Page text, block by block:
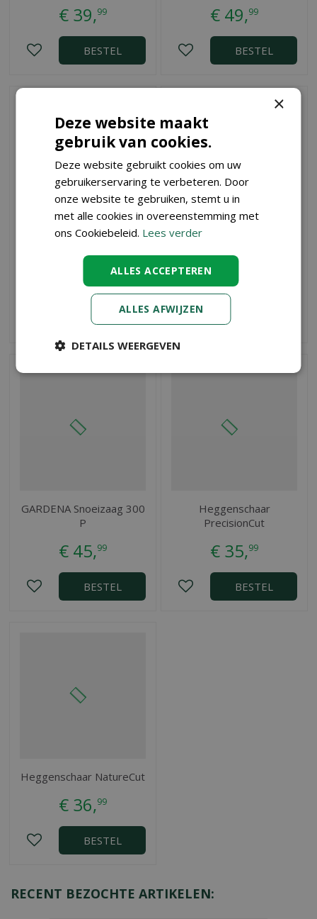
€ 39,99
BESTEL
€ 49,99
BESTEL
Heggenschaar EasyCut
46,
BESTEL
Takkenschaar EasyCut
500B
€38
GARDENA Snoeizaag 300
P
€ 45,99
BESTEL
Heggenschaar
PrecisionCut
€ 35,99
BESTEL
Heggenschaar NatureCut
€ 36,99
BESTEL
RECENT BEZOCHTE ARTIKELEN:
×
Deze website maakt
gebruik van cookies.
Deze website gebruikt cookies om uw
gebruikerservaring te verbeteren. Door
onze website te gebruiken, stemt u in
met alle cookies in overeenstemming met
ons Cookiebeleid. Lees verder
ALLES ACCEPTEREN
ALLES AFWIJZEN
DETAILS WEERGEVEN